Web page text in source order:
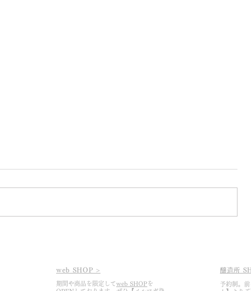
web SHOP >
期間や商品を限定してweb SHOPを
醸造所
予約制。